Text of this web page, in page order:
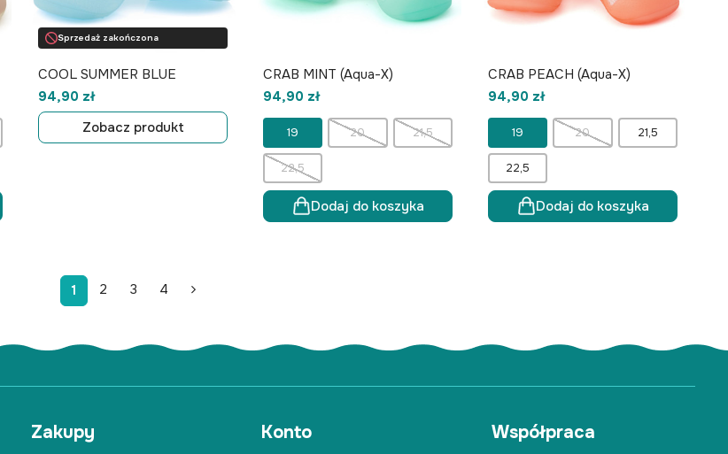
Sprzedaż zakończona
COOL SUMMER BLUE
94,90 zł
Zobacz produkt
CRAB MINT (Aqua-X)
94,90 zł
19 20 21,5
22,5
Dodaj do koszyka
CRAB PEACH (Aqua-X)
94,90 zł
19 20 21,5
22,5
Dodaj do koszyka
1 2 3 4
Zakupy Konto Współpraca